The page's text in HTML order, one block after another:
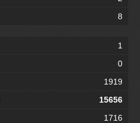
8
1
0
1919
15656
1716